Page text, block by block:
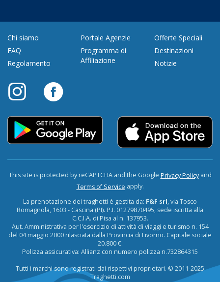
Chi siamo
FAQ
Regolamento
Portale Agenzie
Programma di
Affiliazione
Offerte Speciali
Destinazioni
Notizie
This site is protected by reCAPTCHA and the Google Privacy Policyand
Terms of Service apply.
La prenotazione dei traghetti è gestita da: F&F srl, via Tosco
Romagnola, 1603 - Cascina (PI). P.I. 01279870495, sede iscritta alla
C.C.I.A. di Pisa al n. 137953.
Aut. Amministrativa per l'esercizio di attività di viaggi e turismo n. 154
del 04 maggio 2000 rilasciata dalla Provincia di Livorno. Capitale sociale
20.800 €.
Polizza assicurativa: Allianz con numero polizza n.732864315
Tutti i marchi sono registrati dai rispettivi proprietari. © 2011-2025
Traghetti.com